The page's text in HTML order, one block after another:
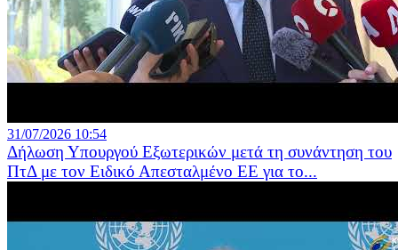
31/07/2026 10:54
Δήλωση Υπουργού Εξωτερικών μετά τη συνάντηση του
ΠτΔ με τον Ειδικό Απεσταλμένο ΕΕ για το...